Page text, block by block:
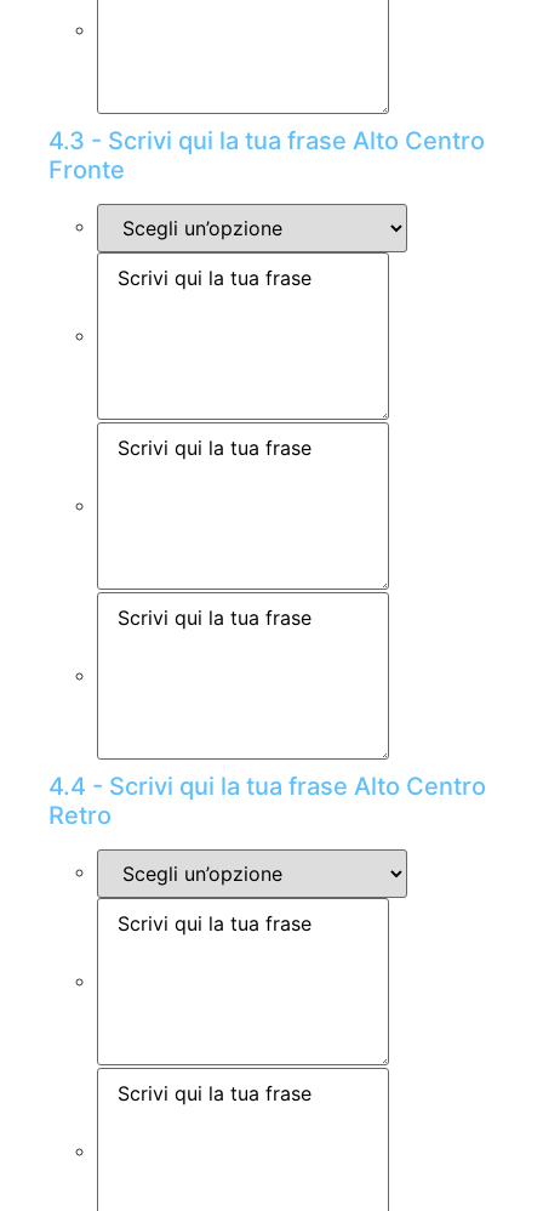
4.3 - Scrivi qui la tua frase Alto Centro
Fronte
4.4 - Scrivi qui la tua frase Alto Centro
Retro